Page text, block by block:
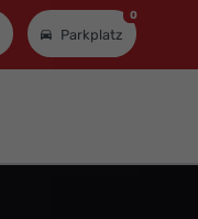
Parkplatz
0